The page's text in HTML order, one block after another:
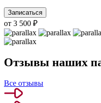
Записаться
от 3 500 ₽
Отзывы наших
Все отзывы